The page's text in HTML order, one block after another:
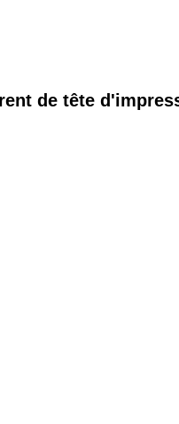
de tête